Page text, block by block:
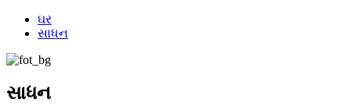
ઘર
સાધન
સાધન